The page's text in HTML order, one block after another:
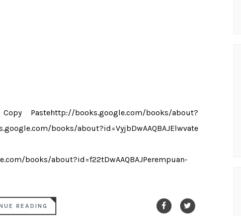
Pastehttp://books.google.com/books/about?
books/about?id=VyjbDwAAQBAJElwvate
books/about?id=f22tDwAAQBAJPerempuan-
READING